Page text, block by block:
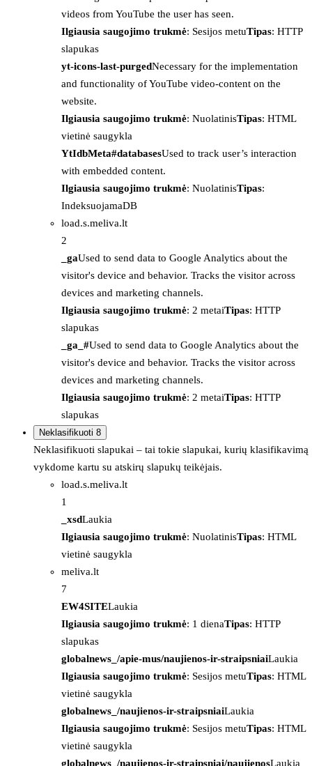
videos from YouTube the user has seen.
Ilgiausia saugojimo trukmė: Sesijos metuTipas: HTTP
slapukas
yt-icons-last-purgedNecessary for the implementation
and functionality of YouTube video-content on the
website.
Ilgiausia saugojimo trukmė: NuolatinisTipas: HTML
vietinė saugykla
YtIdbMeta#databasesUsed to track user’s interaction
with embedded content.
Ilgiausia saugojimo trukmė: NuolatinisTipas:
IndeksuojamaDB
load.s.meliva.lt
2
_gaUsed to send data to Google Analytics about the
visitor's device and behavior. Tracks the visitor across
devices and marketing channels.
Ilgiausia saugojimo trukmė: 2 metaiTipas: HTTP
slapukas
_ga_#Used to send data to Google Analytics about the
visitor's device and behavior. Tracks the visitor across
devices and marketing channels.
Ilgiausia saugojimo trukmė: 2 metaiTipas: HTTP
slapukas
Neklasifikuoti 8
Neklasifikuoti slapukai – tai tokie slapukai, kurių klasifikavimą
vykdome kartu su atskirų slapukų teikėjais.
load.s.meliva.lt
1
_xsdLaukia
Ilgiausia saugojimo trukmė: NuolatinisTipas: HTML
vietinė saugykla
meliva.lt
7
EW4SITELaukia
Ilgiausia saugojimo trukmė: 1 dienaTipas: HTTP
slapukas
globalnews_/apie-mus/naujienos-ir-straipsniaiLaukia
Ilgiausia saugojimo trukmė: Sesijos metuTipas: HTML
vietinė saugykla
globalnews_/naujienos-ir-straipsniaiLaukia
Ilgiausia saugojimo trukmė: Sesijos metuTipas: HTML
vietinė saugykla
globalnews_/naujienos-ir-straipsniai/naujienosLaukia